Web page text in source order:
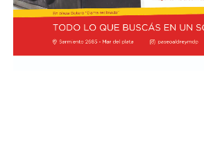
Sin embargo, el envión inicial se frenó
primera fecha del Torneo Clausura,
goleada 3-0 como visitante de